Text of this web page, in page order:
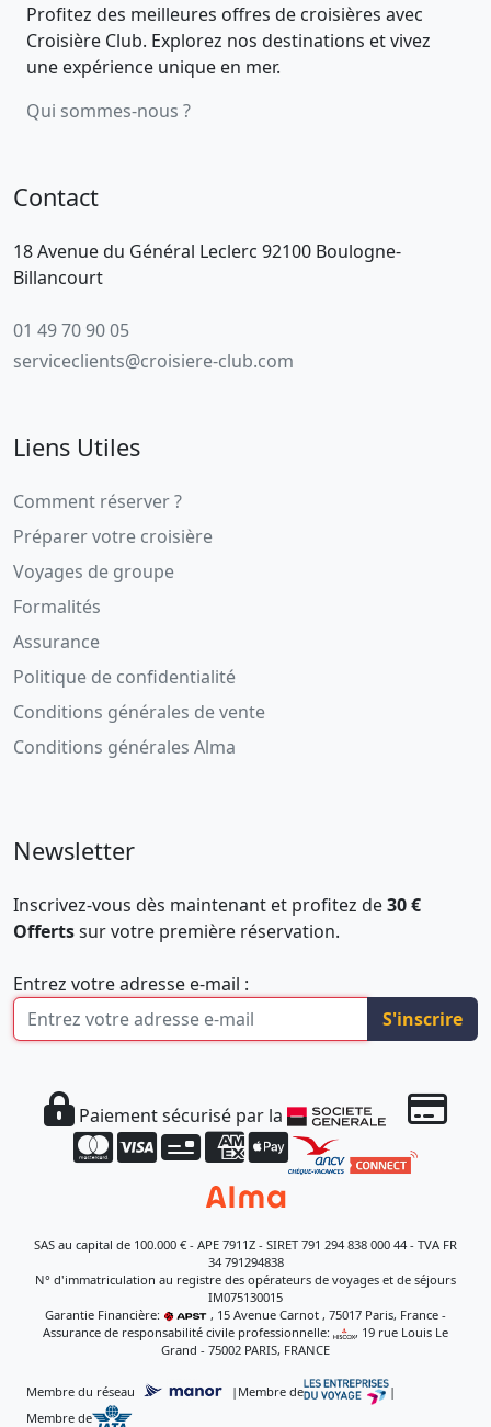
Profitez des meilleures offres de croisières avec
Croisière Club. Explorez nos destinations et vivez
une expérience unique en mer.
Qui sommes-nous ?
Contact
18 Avenue du Général Leclerc 92100 Boulogne-
Billancourt
01 49 70 90 05
serviceclients@croisiere-club.com
Liens Utiles
Comment réserver ?
Préparer votre croisière
Voyages de groupe
Formalités
Assurance
Politique de confidentialité
Conditions générales de vente
Conditions générales Alma
Newsletter
Inscrivez-vous dès maintenant et profitez de30 €
Offertssur votre première réservation.
Entrez votre adresse e-mail :
S'inscrire
Paiement sécurisé par la
SAS au capital de 100.000 € - APE 7911Z - SIRET 791 294 838 000 44 - TVA FR
34 791294838
N° d'immatriculation au registre des opérateurs de voyages et de séjours
IM075130015
Garantie Financière:
, 15 Avenue Carnot , 75017 Paris, France -
Assurance de responsabilité civile professionnelle:
, 19 rue Louis Le
Grand - 75002 PARIS, FRANCE
Membre du réseau | Membre de
|
Membre de